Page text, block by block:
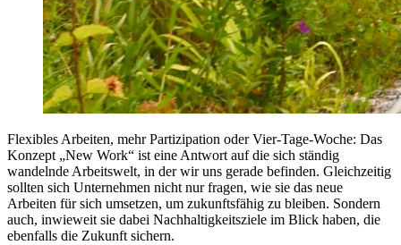
Flexibles Arbeiten, mehr Partizipation oder Vier-Tage-Woche: Das
Konzept „New Work“ ist eine Antwort auf die sich ständig
wandelnde Arbeitswelt, in der wir uns gerade befinden. Gleichzeitig
sollten sich Unternehmen nicht nur fragen, wie sie das neue
Arbeiten für sich umsetzen, um zukunftsfähig zu bleiben. Sondern
auch, inwieweit sie dabei Nachhaltigkeitsziele im Blick haben, die
ebenfalls die Zukunft sichern.